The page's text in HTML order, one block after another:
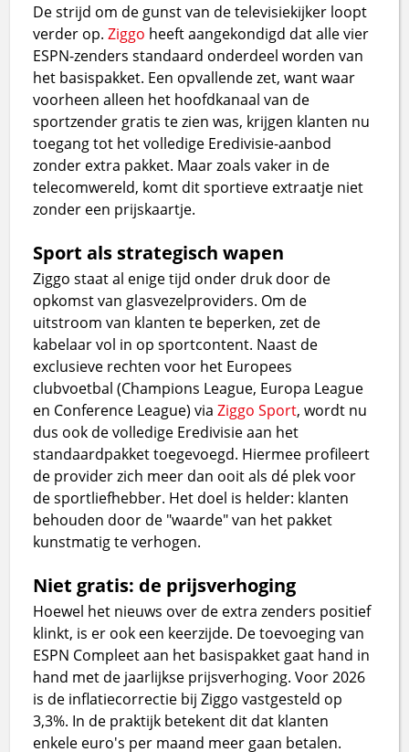
De strijd om de gunst van de televisiekijker loopt
verder op.Ziggo heeft aangekondigd dat alle vier
ESPN-zenders standaard onderdeel worden van
het basispakket. Een opvallende zet, want waar
voorheen alleen het hoofdkanaal van de
sportzender gratis te zien was, krijgen klanten nu
toegang tot het volledige Eredivisie-aanbod
zonder extra pakket. Maar zoals vaker in de
telecomwereld, komt dit sportieve extraatje niet
zonder een prijskaartje.
Sport als strategisch wapen
Ziggo staat al enige tijd onder druk door de
opkomst van glasvezelproviders. Om de
uitstroom van klanten te beperken, zet de
kabelaar vol in op sportcontent. Naast de
exclusieve rechten voor het Europees
clubvoetbal (Champions League, Europa League
en Conference League) viaZiggo Sport, wordt nu
dus ook de volledige Eredivisie aan het
standaardpakket toegevoegd. Hiermee profileert
de provider zich meer dan ooit als dé plek voor
de sportliefhebber. Het doel is helder: klanten
behouden door de "waarde" van het pakket
kunstmatig te verhogen.
Niet gratis: de prijsverhoging
Hoewel het nieuws over de extra zenders positief
klinkt, is er ook een keerzijde. De toevoeging van
ESPN Compleet aan het basispakket gaat hand in
hand met de jaarlijkse prijsverhoging. Voor 2026
is de inflatiecorrectie bij Ziggo vastgesteld op
3,3%. In de praktijk betekent dit dat klanten
enkele euro's per maand meer gaan betalen.